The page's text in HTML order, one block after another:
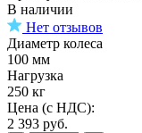
В наличии
Нет отзывов
Диаметр колеса
100 мм
Нагрузка
250 кг
Цена (с НДС):
2 393 руб.